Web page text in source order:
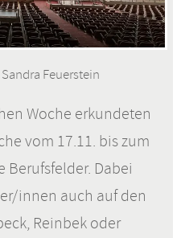
Sandra Feuerstein
Woche erkundeten
vom 17.11. bis zum
Berufsfelder. Dabei
innen auch auf den
Reinbek oder